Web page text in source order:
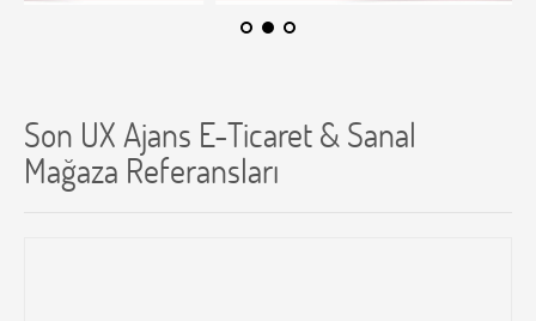
Son UX Ajans E-Ticaret & Sanal
Mağaza Referansları